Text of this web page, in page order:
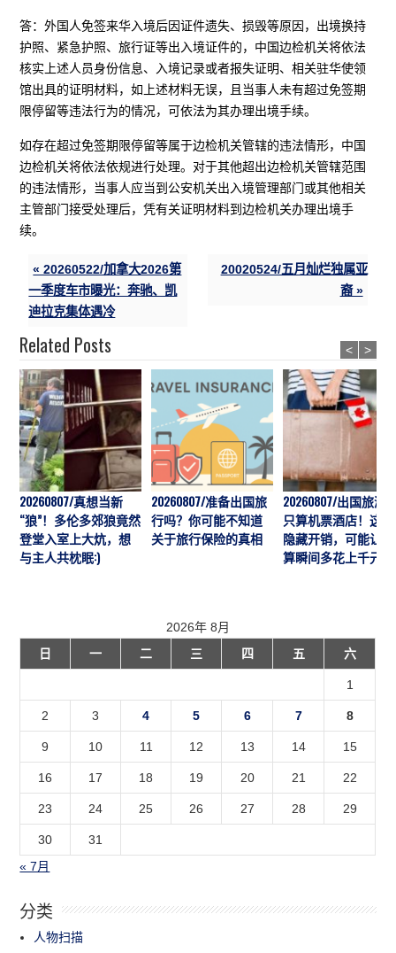
答：外国人免签来华入境后因证件遗失、损毁等原因，出境换持
护照、紧急护照、旅行证等出入境证件的，中国边检机关将依法
核实上述人员身份信息、入境记录或者报失证明、相关驻华使领
馆出具的证明材料，如上述材料无误，且当事人未有超过免签期
限停留等违法行为的情况，可依法为其办理出境手续。
如存在超过免签期限停留等属于边检机关管辖的违法情形，中国
边检机关将依法依规进行处理。对于其他超出边检机关管辖范围
的违法情形，当事人应当到公安机关出入境管理部门或其他相关
主管部门接受处理后，凭有关证明材料到边检机关办理出境手
续。
« 20260522/加拿大2026第
一季度车市曝光：奔驰、凯
迪拉克集体遇冷
20020524/五月灿烂独属亚
裔 »
Related Posts
20260807/真想当新
“狼”！多伦多郊狼竟然
登堂入室上大炕，想
与主人共枕眠:)
20260807/准备出国旅
行吗？你可能不知道
关于旅行保险的真相
20260807/出国旅游
只算机票酒店！这7
隐藏开销，可能让预
算瞬间多花上千元
< >
2026年 8月
日
一 二 三 四 五 六
1
2 3 4 5 6 7 8
9 10 11 12 13 14 15
16 17 18 19 20 21 22
23 24 25 26 27 28 29
30
31
« 7月
分类
人物扫描